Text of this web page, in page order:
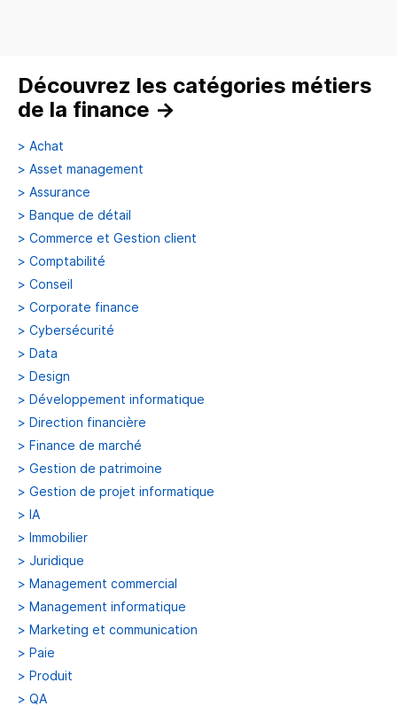
Découvrez les catégories métiers
de la finance →
> Achat
> Asset management
> Assurance
> Banque de détail
> Commerce et Gestion client
> Comptabilité
> Conseil
> Corporate finance
> Cybersécurité
> Data
> Design
> Développement informatique
> Direction financière
> Finance de marché
> Gestion de patrimoine
> Gestion de projet informatique
> IA
> Immobilier
> Juridique
> Management commercial
> Management informatique
> Marketing et communication
> Paie
> Produit
> QA